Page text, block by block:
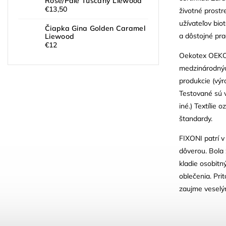
€13,50
Čiapka Gina Golden Caramel
Liewood
€12
životné
užívateľov
a dôstojné
Oekotex
produkcie
Testované sú
iné.) Textílie
štandardy.
FIXONI patrí
dôverou. Bola
kladie
oblečenia.
zaujme